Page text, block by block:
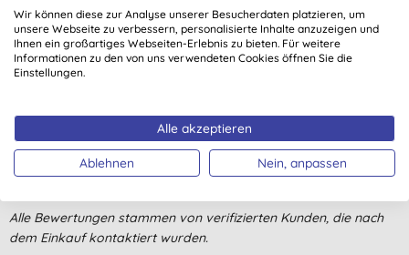
Sehr guter Geruch, ergiebig
D. L., Ilsede
Einfach nur ein tolles Waschmittel!!!!
G., Görlitz
17.05.2025
Alle Bewertungen stammen von verifizierten Kunden, die nach
dem Einkauf kontaktiert wurden.
Wir können diese zur Analyse unserer Besucherdaten platzieren, um
unsere Webseite zu verbessern, personalisierte Inhalte anzuzeigen und
Ihnen ein großartiges Webseiten-Erlebnis zu bieten. Für weitere
Informationen zu den von uns verwendeten Cookies öffnen Sie die
Einstellungen.
Alle akzeptieren
Ablehnen Nein, anpassen